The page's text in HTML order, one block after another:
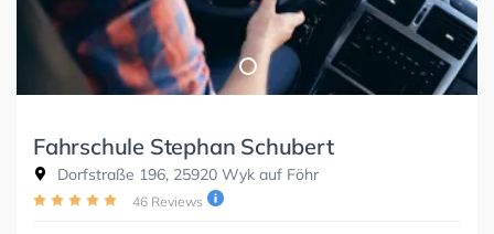
Fahrschule Stephan Schubert
Dorfstraße 196, 25920 Wyk auf Föhr
46 Reviews